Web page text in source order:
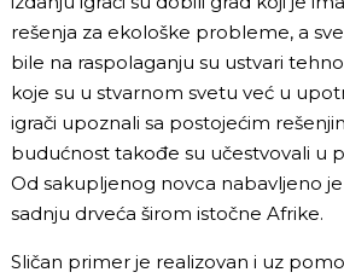
rešenja za ekološke probleme, a
bile na raspolaganju su ustvari
koje su u stvarnom svetu već u
igrači upoznali sa postojećim
budućnost takođe su učestvovali u
Od sakupljenog novca nabavljeno
sadnju drveća širom istočne Afrike.
Sličan primer je realizovan i uz